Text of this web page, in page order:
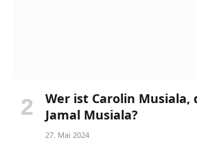
Wer ist Carolin
Jamal Musiala?
27. Mai 2024